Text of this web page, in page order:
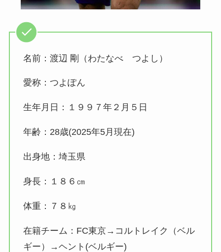
名前：渡辺 剛（わたなべ つよし）
愛称：つよぽん
生年月日：１９９７年２月５日
年齢：28歳(2025年5月現在)
出身地：埼玉県
身長：１８６㎝
体重：７８㎏
在籍チーム：FC東京→コルトレイク（ベル
ギー）→ヘント(ベルギー)